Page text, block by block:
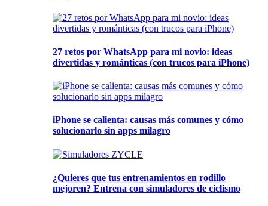
27 retos por WhatsApp para mi novio: ideas
divertidas y románticas (con trucos para iPhone)
iPhone se calienta: causas más comunes y cómo
solucionarlo sin apps milagro
¿Quieres que tus entrenamientos en rodillo
mejoren? Entrena con simuladores de ciclismo